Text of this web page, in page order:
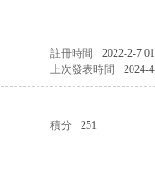
註冊時間
2022-2-7
上次發表時間 2024-
積分
251